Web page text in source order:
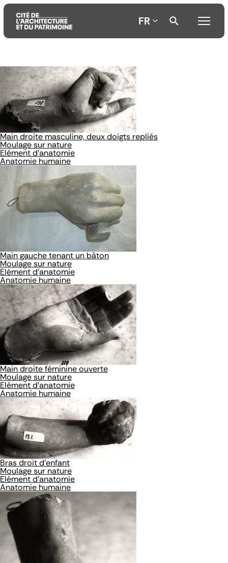
Aller
au
contenu
principal
Aller
au
menu
principal
Aller
à
recherche
FR
Main droite masculine, deux doigts repliés
Moulage sur nature
Elément d'anatomie
Anatomie humaine
Main gauche tenant un bâton
Moulage sur nature
Elément d'anatomie
Anatomie humaine
Main droite féminine ouverte
Moulage sur nature
Elément d'anatomie
Anatomie humaine
Bras droit d'enfant
Moulage sur nature
Elément d'anatomie
Anatomie humaine